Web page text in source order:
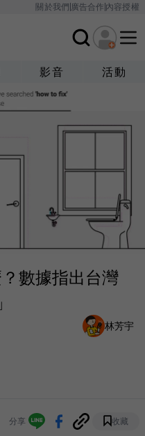
關於我們廣告合作內容授權
影音 活動
數據指出台灣
林芳宇
分享 收藏